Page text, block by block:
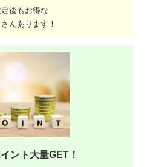
後もお得な
んあります！
ント大量GET！